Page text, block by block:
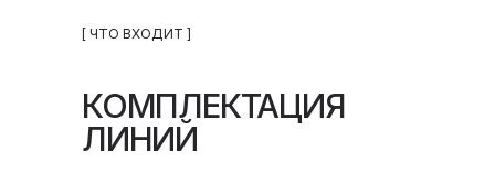
[ ЧТО ВХОДИТ ]
КОМПЛЕКТАЦИЯ
ЛИНИЙ